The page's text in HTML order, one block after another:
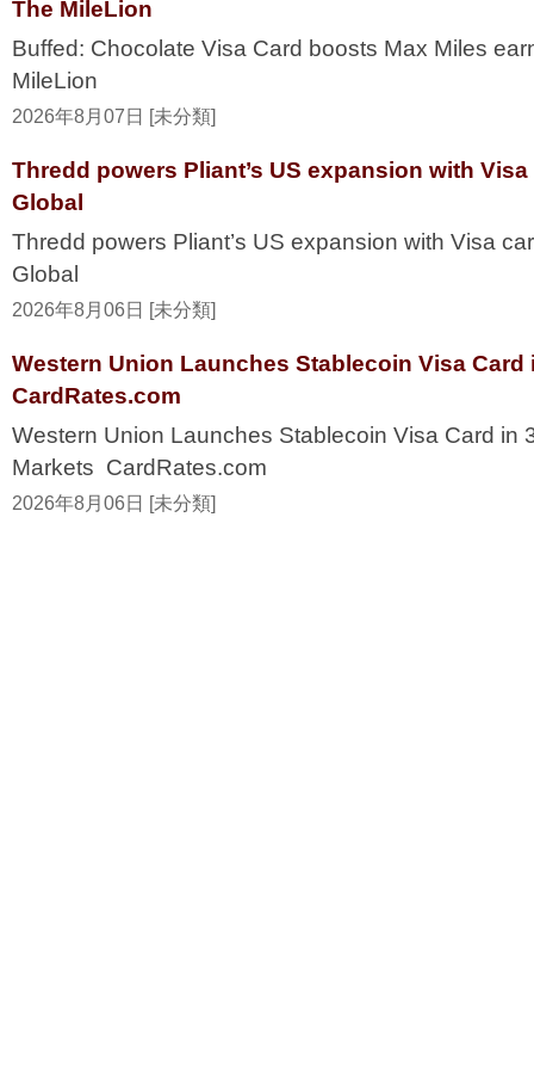
The MileLion
Buffed: Chocolate Visa Card boosts Max Miles
MileLion
2026年8月07日 [未分類]
Thredd powers Pliant’s US expansion with
Global
Thredd powers Pliant’s US expansion with Visa
Global
2026年8月06日 [未分類]
Western Union Launches Stablecoin Visa Card
CardRates.com
Western Union Launches Stablecoin Visa Card in
Markets CardRates.com
2026年8月06日 [未分類]